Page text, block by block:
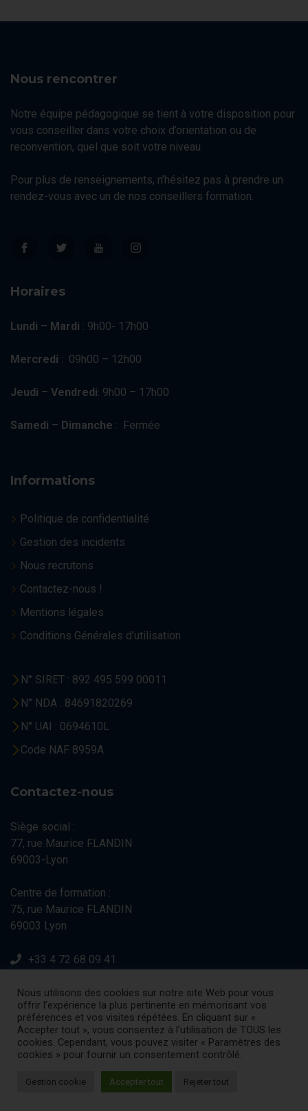
Nous rencontrer
Notre équipe pédagogique se tient à votre disposition pour
vous conseiller dans votre choix d’orientation ou de
reconvention, quel que soit votre niveau.
Pour plus de renseignements, n’hésitez pas à prendre un
rendez-vous avec un de nos conseillers formation.
Horaires
Lundi – Mardi : 9h00- 17h00
Mercredi : 09h00 – 12h00
Jeudi – Vendredi: 9h00 – 17h00
Samedi – Dimanche : Fermée
Informations
Politique de confidentialité
Gestion des incidents
Nous recrutons
Contactez-nous !
Mentions légales
Conditions Générales d’utilisation
N° SIRET : 892 495 599 00011
N° NDA : 84691820269
N° UAI : 0694610L
Code NAF 8959A
Contactez-nous
Siège social :
77, rue Maurice FLANDIN
69003-Lyon
Centre de formation :
75, rue Maurice FLANDIN
69003 Lyon
+33 4 72 68 09 41
contact@bfc-lyon.com
© BFC Lyon - 2022 Version 6.0.1. Réalisé par
Nous utilisons des cookies sur notre site Web pour vous
offrir l’expérience la plus pertinente en mémorisant vos
préférences et vos visites répétées. En cliquant sur «
Accepter tout », vous consentez à l’utilisation de TOUS les
cookies. Cependant, vous pouvez visiter « Paramètres des
cookies » pour fournir un consentement contrôlé.
Gestion cookie Accepter tout Rejeter tout